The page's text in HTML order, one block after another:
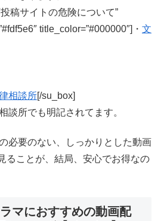
稿サイトの危険について”
title_color=”#000000″]・ 文
相談所[/su_box]
談所でも明記されてます。
必要のない、しっかりとした動画
ることが、結局、安心でお得なの
マにおすすめの動画配